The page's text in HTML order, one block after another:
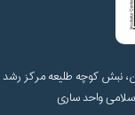
نبش کوچه طلیعه مرکز رشد
واحد ساری